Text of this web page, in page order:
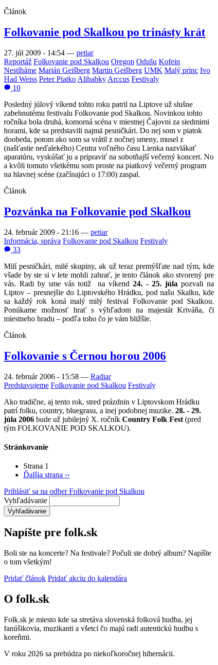
Článok
Folkovanie pod Skalkou po trinásty krát
27. júl 2009 - 14:54 — petiar
Reportáž Folkovanie pod Skalkou Oregon Odušu Kofein
Nestíháme Marián Geišberg Martin Geišberg UMK Malý princ Ivo
Had Weiss Peter Piatko Alibabky Arccus Festivaly
10
Posledný júlový víkend tohto roku patril na Liptove už slušne
zabehnutému festivalu Folkovanie pod Skalkou. Novinkou tohto
ročníka bola druhá, komorná scéna v miestnej Čajovni za siedmimi
horami, kde sa predstavili najmä pesničkári. Do nej som v piatok
doobeda, potom ako som sa vrátil z nočnej smeny, musel z
(našťastie neďalekého) Centra voľného času Lienka nazvlákať
aparatúru, vyskúšať ju a pripraviť na sobotňajší večerný koncert. No
a kvôli tomuto všetkému som proste na piatkový večerný program
na hlavnej scéne (začínajúci o 17:00) zaspal.
Článok
Pozvánka na Folkovanie pod Skalkou
24. február 2009 - 21:16 — petiar
Informácia, správa Folkovanie pod Skalkou Festivaly
33
Milí pesničkári, milé skupiny, ak už teraz premýšľate nad tým, kde
všade by ste si v lete mohli zahrať, je tento článok ako stvorený pre
vás. Radi by sme vás totiž na víkend 24. - 25. júla pozvali na
Liptov – presnejšie do Liptovského Hrádku, pod našu Skalku, kde
sa každý rok koná malý milý festival Folkovanie pod Skalkou.
Ponúkame možnosť hrať s výhľadom na majestát Kriváňa, či
miestneho hradu – podľa toho čo je vám bližšie.
Článok
Folkovanie s Černou horou 2006
24. február 2006 - 15:58 — Radiar
Predstavujeme Folkovanie pod Skalkou Festivaly
Ako tradične, aj tento rok, stred prázdnin v Liptovskom Hrádku
patrí folku, country, bluegrasu, a inej podobnej muzike. 28. - 29.
júla 2006 bude už jubilejný X. ročník Country Folk Fest (pred
tým FOLKOVANIE POD SKALKOU).
Stránkovanie
Strana 1
Ďalšia strana ››
Prihlásiť sa na odber Folkovanie pod Skalkou
Vyhľadávanie
Napíšte pre folk.sk
Boli ste na koncerte? Na festivale? Počuli ste dobrý album? Napíšte
o tom všetkým!
Pridať článok Pridať akciu do kalendára
O folk.sk
Folk.sk je miesto kde sa stretáva slovenská folková hudba, jej
fanúšikovia, muzikanti a všetci čo majú radi autentickú hudbu s
koreňmi.
V roku 2026 sa prebúdza po niekoľkoročnej hibernácii.